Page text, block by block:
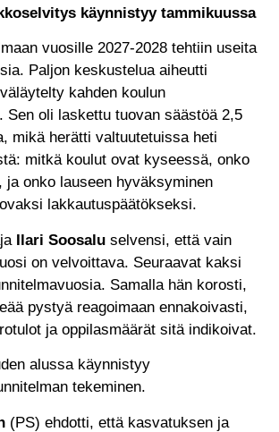
käynnistyy tammikuussa
vuosille 2027-2028 tehtiin useita
Paljon keskustelua aiheutti
kahden koulun
Sen oli laskettu tuovan säästöä 2,5
mikä herätti valtuutetuissa heti
mitkä koulut ovat kyseessä, onko
ja onko lauseen hyväksyminen
lakkautuspäätökseksi.
Ilari Soosalu selvensi, että vain
on velvoittava. Seuraavat kaksi
Samalla hän korosti,
pystyä reagoimaan ennakoivasti,
ja oppilasmäärät sitä indikoivat.
alussa käynnistyy
tekeminen.
(PS) ehdotti, että kasvatuksen ja